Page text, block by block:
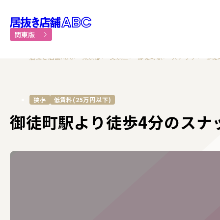
居抜き物件・貸店舗での飲
関東版
居抜き店舗ABC 東京都 文京区 御徒町駅 スナック 御
狭小 低賃料(25万円以下)
御徒町駅より徒歩4分のス